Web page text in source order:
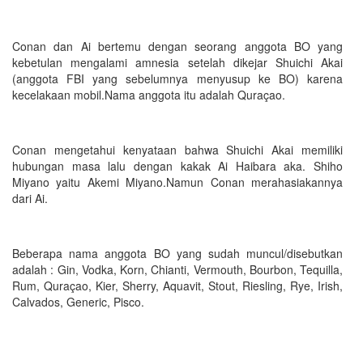
Conan dan Ai bertemu dengan seorang anggota BO yang
kebetulan mengalami amnesia setelah dikejar Shuichi Akai
(anggota FBI yang sebelumnya menyusup ke BO) karena
kecelakaan mobil.Nama anggota itu adalah Quraçao.
Conan mengetahui kenyataan bahwa Shuichi Akai memiliki
hubungan masa lalu dengan kakak Ai Haibara aka. Shiho
Miyano yaitu Akemi Miyano.Namun Conan merahasiakannya
dari Ai.
Beberapa nama anggota BO yang sudah muncul/disebutkan
adalah : Gin, Vodka, Korn, Chianti, Vermouth, Bourbon, Tequilla,
Rum, Quraçao, Kier, Sherry, Aquavit, Stout, Riesling, Rye, Irish,
Calvados, Generic, Pisco.